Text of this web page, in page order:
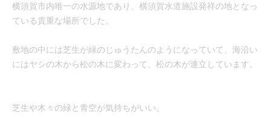
横須賀市内唯一の水源地であり、横須賀水道施設発祥の地となっ
ている貴重な場所でした。
敷地の中には芝生が緑のじゅうたんのようになっていて、海沿い
にはヤシの木から松の木に変わって、松の木が連立しています。
芝生や木々の緑と青空が気持ちがいい。